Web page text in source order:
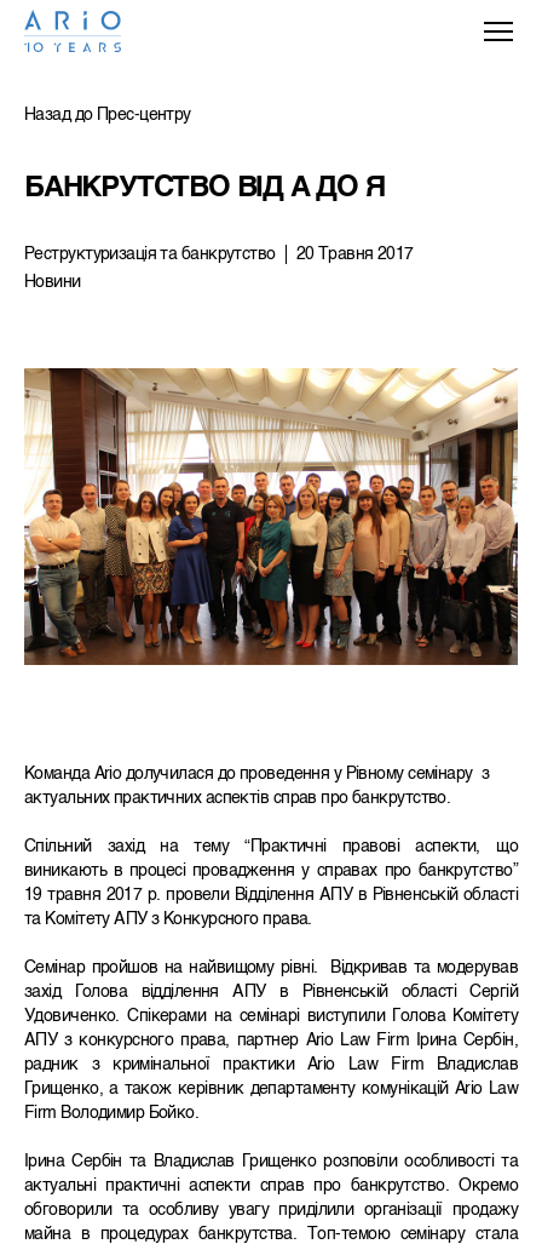
Назад до Прес-центру
БАНКРУТСТВО ВІД А ДО Я
Новини
Реструктуризацiя та банкрутство 20 Травня 2017
Команда Ario долучилася до проведення у Рівному семінару з
актуальних практичних аспектів справ про банкрутство.
Спільний захід на тему “Практичні правові аспекти, що
виникають в процесі провадження у справах про банкрутство”
19 травня 2017 р. провели Відділення АПУ в Рівненській області
та Комітету АПУ з Конкурсного права.
Семінар пройшов на найвищому рівні. Відкривав та модерував
захід Голова відділення АПУ в Рівненській області Сергій
Удовиченко. Спікерами на семінарі виступили Голова Комітету
АПУ з конкурсного права, партнер Ario Law Firm Ірина Сербін,
радник з кримінальної практики Ario Law Firm Владислав
Грищенко, а також керівник департаменту комунікацій Ario Law
Firm Володимир Бойко.
Ірина Сербін та Владислав Грищенко розповіли особливості та
актуальні практичні аспекти справ про банкрутство. Окремо
обговорили та особливу увагу приділили організації продажу
майна в процедурах банкрутства. Топ-темою семінару стала